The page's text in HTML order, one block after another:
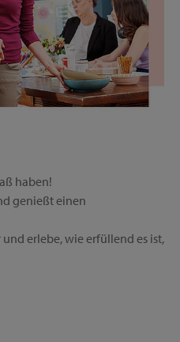
haben!
genießt einen
erlebe, wie erfüllend es ist,